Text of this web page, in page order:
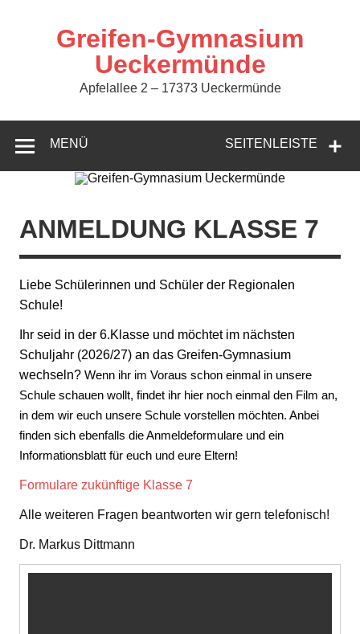
Greifen-Gymnasium
Ueckermünde
Apfelallee 2 – 17373 Ueckermünde
SEITENLEISTE
MENÜ
ANMELDUNG KLASSE 7
Liebe Schülerinnen und Schüler der Regionalen
Schule!
Ihr seid in der 6.Klasse und möchtet im nächsten
Schuljahr (2026/27) an das Greifen-Gymnasium
wechseln? Wenn ihr im Voraus schon einmal in unsere
Schule schauen wollt, findet ihr hier noch einmal den Film an,
in dem wir euch unsere Schule vorstellen möchten. Anbei
finden sich ebenfalls die Anmeldeformulare und ein
Informationsblatt für euch und eure Eltern!
Formulare zukünftige Klasse 7
Alle weiteren Fragen beantworten wir gern telefonisch!
Dr. Markus Dittmann